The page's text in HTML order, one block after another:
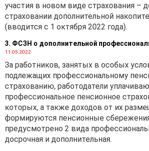
участия в новом виде страхования –
страховании дополнительной
(вводится с 1 октября 2022 года).
3. ФСЗН о дополнительной
11.05.2022
За работников, занятых в особых
подлежащих профессиональному
страхованию, работодатели
профессиональное пенсионное
которых, а также доходов от их
формируются пенсионные
предусмотрено 2 вида
досрочная и дополнительная.